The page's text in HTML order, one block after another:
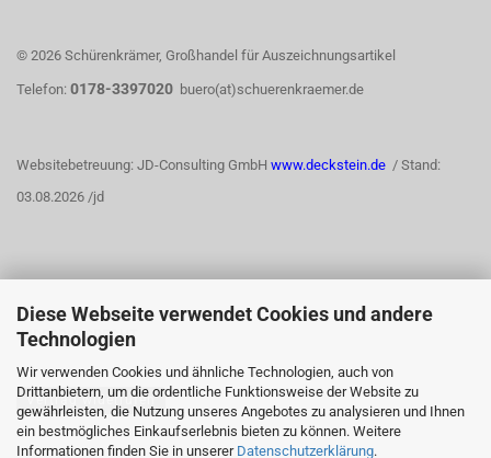
Diese Webseite verwendet Cookies und andere
Technologien
Wir verwenden Cookies und ähnliche Technologien, auch von
Drittanbietern, um die ordentliche Funktionsweise der Website zu
gewährleisten, die Nutzung unseres Angebotes zu analysieren und Ihnen
ein bestmögliches Einkaufserlebnis bieten zu können. Weitere
Informationen finden Sie in unserer Datenschutzerklärung.
© 2026 Schürenkrämer, Großhandel für Auszeichnungsartikel
Telefon: 0178-3397020 buero(at)schuerenkraemer.de
Websitebetreuung: JD-Consulting GmbH www.deckstein.de / Stand:
03.08.2026 /jd
WIDERRUFSRECHT
Vertrag widerrufen